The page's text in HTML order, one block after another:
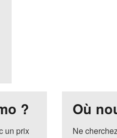
?
un prix
Où
Ne